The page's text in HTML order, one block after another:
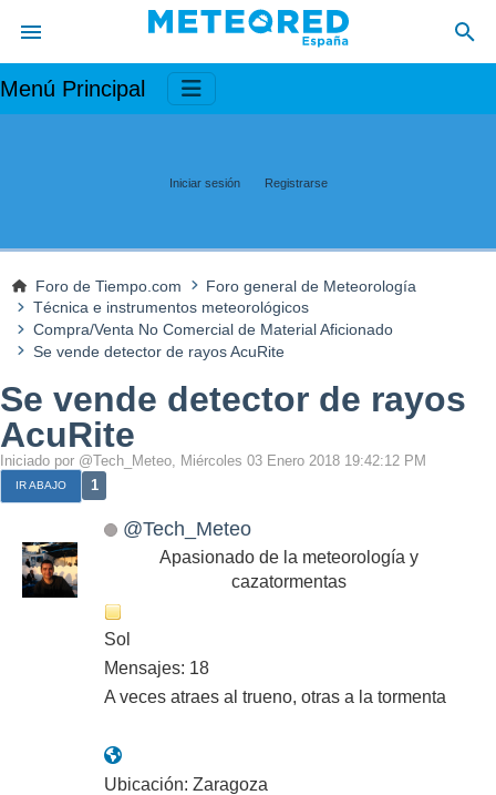
Menú Principal
Iniciar sesión Registrarse
Foro de Tiempo.com
Foro general de Meteorología
Técnica e instrumentos meteorológicos
Compra/Venta No Comercial de Material Aficionado
Se vende detector de rayos AcuRite
Se vende detector de rayos
AcuRite
Iniciado por @Tech_Meteo, Miércoles 03 Enero 2018 19:42:12 PM
IR ABAJO 1
@Tech_Meteo
Apasionado de la meteorología y
cazatormentas
Sol
Mensajes: 18
A veces atraes al trueno, otras a la tormenta
Ubicación: Zaragoza